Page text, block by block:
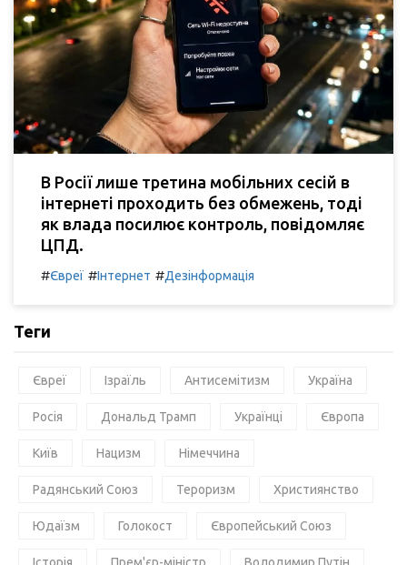
В Росії лише третина мобільних сесій в
інтернеті проходить без обмежень, тоді
як влада посилює контроль, повідомляє
ЦПД.
#Євреї #Інтернет #Дезінформація
Теги
Євреї Ізраїль Антисемітизм Україна
Росія Дональд Трамп Українці Європа
Київ Нацизм Німеччина
Радянський Союз Тероризм Християнство
Юдаїзм Голокост Європейський Союз